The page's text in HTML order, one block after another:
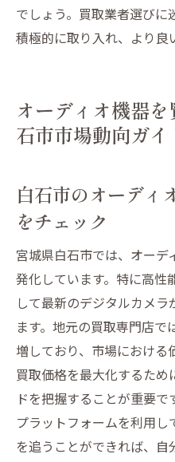
でしょう。買取業者選びに
積極的に取り入れ、より良
オーディオ機器
石市市場動向ガイ
白石市のオーディ
をチェック
宮城県白石市では、オー
発化しています。特に高性
して最新のデジタルカメ
ます。地元の買取専門店
増しており、市場における
買取価格を最大化するた
ドを把握することが重要
プラットフォームを利用
を追うことができれば、